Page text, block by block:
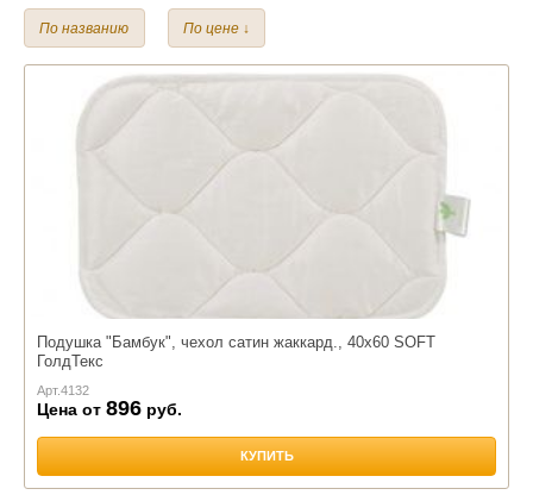
50*70 см.
Бамбук
Шерсть верблюжья
Лебяжий пух
По названию По цене ↓
Подушка "Бамбук", чехол сатин жаккард., 40х60 SOFT
ГолдТекс
Арт.4132
Цена от 896 руб.
КУПИТЬ